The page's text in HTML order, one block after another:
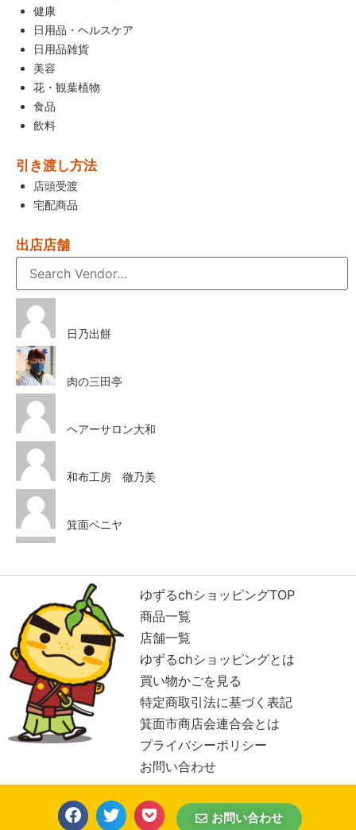
健康
日用品・ヘルスケア
日用品雑貨
美容
花・観葉植物
食品
飲料
引き渡し方法
店頭受渡
宅配商品
出店店舗
日乃出餅
肉の三田亭
ヘアーサロン大和
和布工房 徹乃美
箕面ベニヤ
ハリウッド美容室
GOLD CASTLE
COFFEE
ハタナカ商店
セイコー粟生店
ゆずるchショッピングTOP
商品一覧
店舗一覧
ゆずるchショッピングとは
買い物かごを見る
特定商取引法に基づく表記
箕面市商店会連合会とは
プライバシーポリシー
お問い合わせ
お問い合わせ